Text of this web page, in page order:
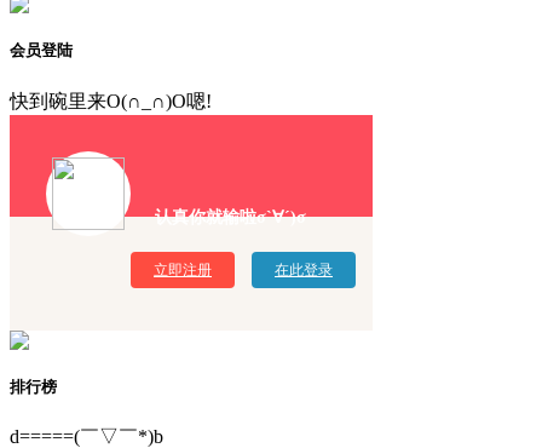
会员登陆
快到碗里来O(∩_∩)O嗯!
认真你就输啦σ`∀´)σ
立即注册 在此登录
排行榜
d=====(￣▽￣*)b